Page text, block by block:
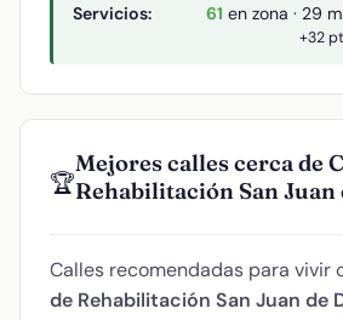
Servicios: 61 en zona · 29
+32
🏆
Mejores calles cerca de
Rehabilitación San Juan
Calles recomendadas para vivir
de Rehabilitación San Juan de